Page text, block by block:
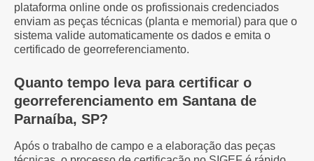
plataforma online onde os profissionais credenciados
enviam as peças técnicas (planta e memorial) para que o
sistema valide automaticamente os dados e emita o
certificado de georreferenciamento.
Quanto tempo leva para certificar o
georreferenciamento em Santana de
Parnaíba, SP?
Após o trabalho de campo e a elaboração das peças